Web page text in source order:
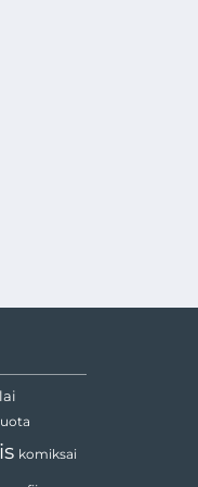
komiksai